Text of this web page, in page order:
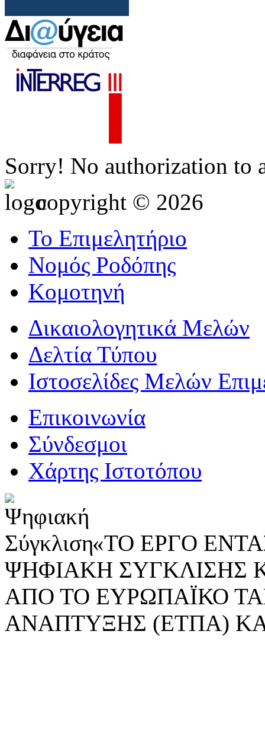
Sorry! No authorization to
copyright © 2026
Το Επιμελητήριο
Νομός Ροδόπης
Κομοτηνή
Δικαιολογητικά Μελών
Δελτία Τύπου
Ιστοσελίδες Μελών
Επικοινωνία
Σύνδεσμοι
Χάρτης Ιστοτόπου
«ΤΟ ΕΡΓΟ
ΨΗΦΙΑΚΗ ΣΥΓΚΛΙΣΗΣ
ΑΠΟ ΤΟ ΕΥΡΩΠΑΪΚΟ
ΑΝΑΠΤΥΞΗΣ (ΕΤΠΑ)